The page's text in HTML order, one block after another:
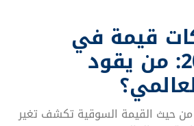
قيمة في
العالم 2025: من يقود
50 شركة من حيث القيمة السوقية تكشف تغير